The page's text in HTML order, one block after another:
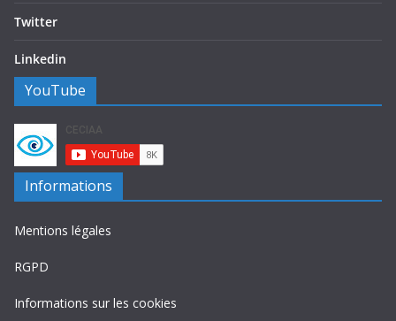
Twitter
Linkedin
YouTube
Informations
Mentions légales
RGPD
Informations sur les cookies